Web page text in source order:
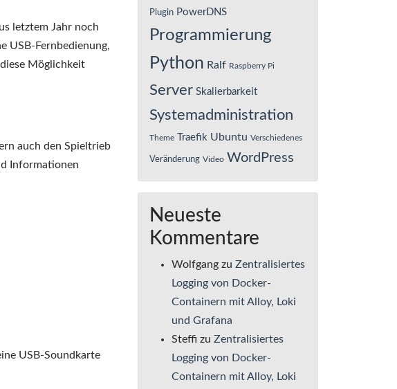
letztem Jahr noch
USB-Fernbedienung,
Möglichkeit
auch den Spieltrieb
Informationen
USB-Soundkarte
Plugin PowerDNS
Programmierung
Python Ralf Raspberry Pi
Server Skalierbarkeit
Systemadministration
Theme Traefik Ubuntu Verschiedenes
Veränderung Video WordPress
Neueste
Kommentare
Wolfgang zu Zentralisiertes
Logging von Docker-
Containern mit Alloy, Loki
und Grafana
Steffi zu Zentralisiertes
Logging von Docker-
Containern mit Alloy, Loki